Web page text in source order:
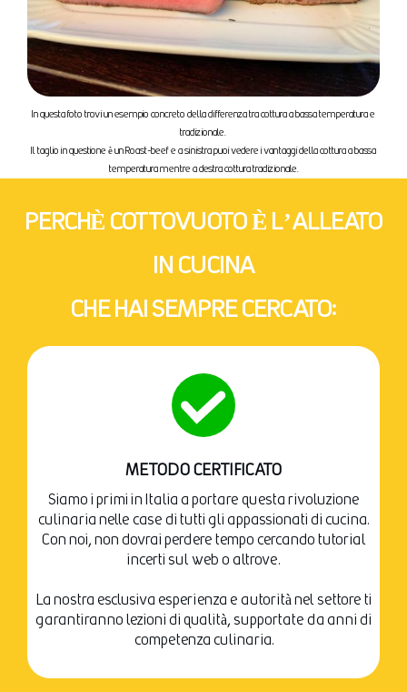
In questa foto trovi un esempio concreto della differenza tra cottura a bassa temperatura e
tradizionale.
Il taglio in questione è un Roast-beef e a sinistra puoi vedere i vantaggi della cottura a bassa
temperatura mentre a destra cottura tradizionale.
PERCHÈ COTTOVUOTO È L’ALLEATO
IN CUCINA
CHE HAI SEMPRE CERCATO:
METODO CERTIFICATO
Siamo i primi in Italia a portare questa rivoluzione
culinaria nelle case di tutti gli appassionati di cucina.
Con noi, non dovrai perdere tempo cercando tutorial
incerti sul web o altrove.
La nostra esclusiva esperienza e autorità nel settore ti
garantiranno lezioni di qualità, supportate da anni di
competenza culinaria.